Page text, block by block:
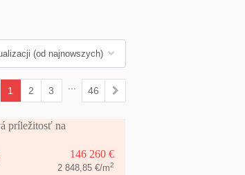
1
2 3 46
príležitosť na
146 260 €
2 848,85 €/m2